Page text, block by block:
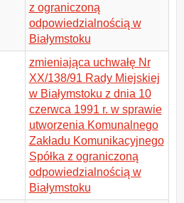
z ograniczoną
odpowiedzialnością w
Białymstoku
zmieniająca uchwałę Nr
XX/138/91 Rady Miejskiej
w Białymstoku z dnia 10
czerwca 1991 r. w sprawie
utworzenia Komunalnego
Zakładu Komunikacyjnego
Spółka z ograniczoną
odpowiedzialnością w
Białymstoku